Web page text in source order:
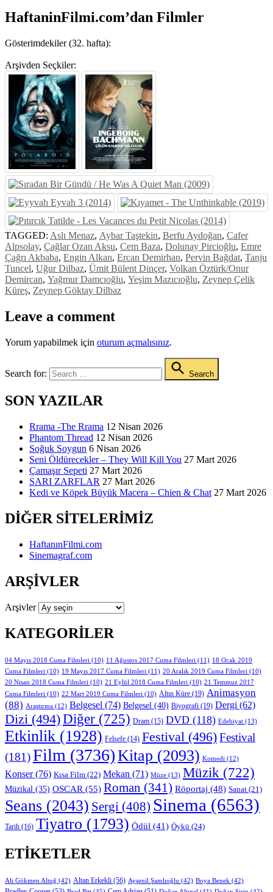
HaftaninFilmi.com’dan Filmler
Gösterimdekiler (32. hafta):
Arşivden Seçkiler:
TAGGED: Aslı Menaz, Aybar Taştekin, Berfu Aydoğan, Cafer
Alpsolay, Çağlar Ozan Aksu, Cem Baza, Dolunay Pircioğlu, Emre
Çağrı Akbaba, Engin Alkan, Ercan Demirhan, Pervin Bağdat, Tanju
Tuncel, Uğur Dilbaz, Ümit Bülent Dinçer, Volkan Öztürk/Onur
Demircan, Yağmur Damcıoğlu, Yeşim Mazıcıoğlu, Zeynep Çelik
Küreş, Zeynep Göktay Dilbaz
Leave a comment
Yorum yapabilmek için oturum açmalısınız.
Search for: Search
SON YAZILAR
Rrama -The Rrama 12 Nisan 2026
Phantom Thread 12 Nisan 2026
Soğuk Soygun 6 Nisan 2026
Seni Öldürecekler – They Will Kill You 27 Mart 2026
Çamaşır Sepeti 27 Mart 2026
SARI ZARFLAR 27 Mart 2026
Kedi ve Köpek Büyük Macera – Chien & Chat 27 Mart 2026
DIĞER SITELERIMIZ
HaftanınFilmi.com
Sinemagraf.com
ARŞIVLER
Arşivler
KATEGORILER
04 Mayıs 2018 Cuma Filmleri (10) 11 Ağustos 2017 Cuma Filmleri (11) 18 Ocak 2019
Cuma Filmleri (10) 19 Mayıs 2017 Cuma Filmleri (11) 20 Aralık 2019 Cuma Filmleri (10)
20 Nisan 2018 Cuma Filmleri (10) 21 Eylül 2018 Cuma Filmleri (10) 21 Temmuz 2017
Cuma Filmleri (10) 22 Mart 2019 Cuma Filmleri (10) Altın Küre (19) Animasyon
(88) Araştırma (12) Belgesel (74) Belgesel (40) Biyografi (19) Dergi (62)
Dizi (494)Diğer (725) Dram (15) DVD (118) Edebiyat (13)
Etkinlik (1928) Felsefe (14) Festival (496)Festival
(181)Film (3736)Kitap (2093) Komedi (12)
Konser(76) Kısa Film (22) Mekan (71) Müze (13) Müzik (722)
Müzikal (35) OSCAR (55) Roman (341) Röportaj (48) Sanat (21)
Seans (2043) Sergi (408) Sinema (6563)
Tarih (16) Tiyatro (1793) Ödül (41) Öykü (24)
ETIKETLER
Ali Gökmen Altuğ (42) Altan Erkekli (56) Ayşenil Şamlıoğlu (42) Boya Benek (42)